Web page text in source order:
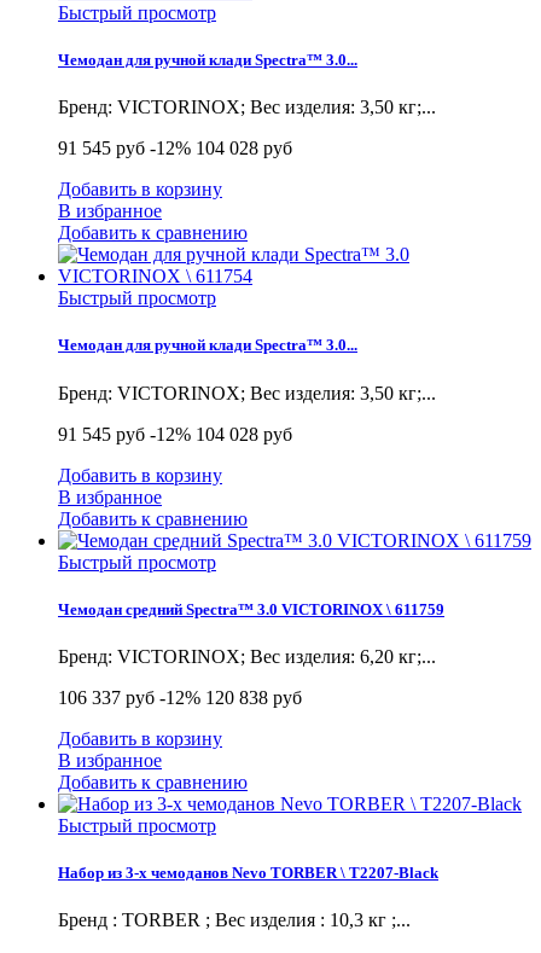
Быстрый просмотр
Чемодан для ручной клади Spectra™ 3.0...
Бренд: VICTORINOX; Вес изделия: 3,50 кг;...
91 545 руб -12% 104 028 руб
Добавить в корзину
В избранное
Добавить к сравнению
Быстрый просмотр
Чемодан для ручной клади Spectra™ 3.0...
Бренд: VICTORINOX; Вес изделия: 3,50 кг;...
91 545 руб -12% 104 028 руб
Добавить в корзину
В избранное
Добавить к сравнению
Быстрый просмотр
Чемодан средний Spectra™ 3.0 VICTORINOX \ 611759
Бренд: VICTORINOX; Вес изделия: 6,20 кг;...
106 337 руб -12% 120 838 руб
Добавить в корзину
В избранное
Добавить к сравнению
Быстрый просмотр
Набор из 3-х чемоданов Nevo TORBER \ T2207-Black
Бренд : TORBER ; Вес изделия : 10,3 кг ;...